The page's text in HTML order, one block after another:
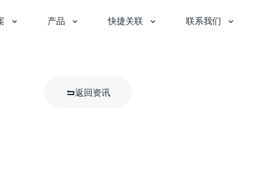
产品 快捷关联 联系我们
返回资讯